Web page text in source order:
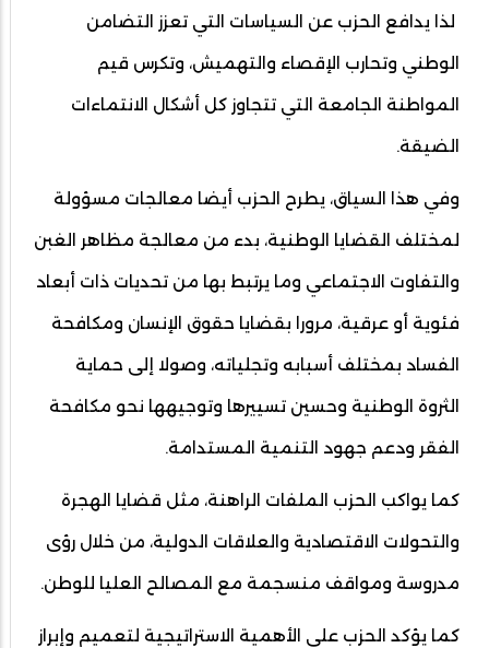
لذا يدافع الحزب عن السياسات التي تعزز التضامن
الوطني وتحارب الإقصاء والتهميش، وتكرس قيم
المواطنة الجامعة التي تتجاوز كل أشكال الانتماءات
الضيقة.
وفي هذا السياق، يطرح الحزب أيضا معالجات مسؤولة
لمختلف القضايا الوطنية، بدء من معالجة مظاهر الغبن
والتفاوت الاجتماعي وما يرتبط بها من تحديات ذات أبعاد
فئوية أو عرقية، مرورا بقضايا حقوق الإنسان ومكافحة
الفساد بمختلف أسبابه وتجلياته، وصولا إلى حماية
الثروة الوطنية وحسين تسييرها وتوجيهها نحو مكافحة
الفقر ودعم جهود التنمية المستدامة.
كما يواكب الحزب الملفات الراهنة، مثل قضايا الهجرة
والتحولات الاقتصادية والعلاقات الدولية، من خلال رؤى
مدروسة ومواقف منسجمة مع المصالح العليا للوطن.
كما يؤكد الحزب على الأهمية الاستراتيجية لتعميم وإبراز